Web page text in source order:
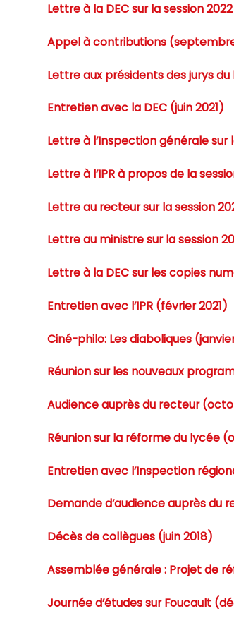
Lettre à la DEC sur la session
Appel à contributions
Lettre aux présidents des jurys du
Entretien avec la DEC (juin 2021)
Lettre à l’Inspection générale sur
Lettre à l’IPR à propos de la
Lettre au recteur sur la session
Lettre au ministre sur la session
Lettre à la DEC sur les copies
Entretien avec l’IPR (février 2021)
Ciné-philo: Les diaboliques
Réunion sur les nouveaux
Audience auprès du recteur
Réunion sur la réforme du lycée
Entretien avec l’Inspection
Demande d’audience auprès du
Décès de collègues (juin 2018)
Assemblée générale : Projet de
Journée d’études sur Foucault